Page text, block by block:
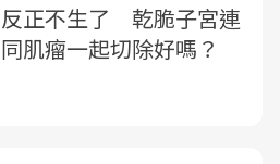
反正不生了 乾脆子宮連
同肌瘤一起切除好嗎？